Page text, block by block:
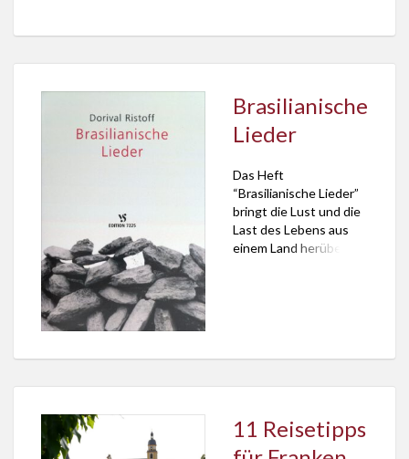
und Ziel” ein
Leben. Das ist nicht
gerade wenig! Denn es
überrascht. Der Autor
versucht erst gar nicht
so zu tun, als ob das […]
Brasilianische
Lieder
Das Heft
“Brasilianische Lieder”
bringt die Lust und die
Last des Lebens aus
einem Land herüber,
11 Reisetipps